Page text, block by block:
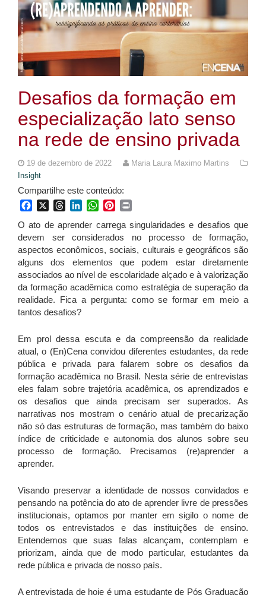
Desafios da formação em
especialização lato senso
na rede de ensino privada
19 de dezembro de 2022
Maria Laura Maximo Martins
Insight
Compartilhe este conteúdo:
FacebookThreadsLinkedInWhatsApp
Pinterest
O ato de aprender carrega singularidades e desafios que
devem ser considerados no processo de formação,
aspectos econômicos, sociais, culturais e geográficos são
alguns dos elementos que podem estar diretamente
associados ao nível de escolaridade alçado e à valorização
da formação acadêmica como estratégia de superação da
realidade. Fica a pergunta: como se formar em meio a
tantos desafios?
Em prol dessa escuta e da compreensão da realidade
atual, o (En)Cena convidou diferentes estudantes, da rede
pública e privada para falarem sobre os desafios da
formação acadêmica no Brasil. Nesta série de entrevistas
eles falam sobre trajetória acadêmica, os aprendizados e
os desafios que ainda precisam ser superados. As
narrativas nos mostram o cenário atual de precarização
não só das estruturas de formação, mas também do baixo
índice de criticidade e autonomia dos alunos sobre seu
processo de formação. Precisamos (re)aprender a
aprender.
Visando preservar a identidade de nossos convidados e
pensando na potência do ato de aprender livre de pressões
institucionais, optamos por manter em sigilo o nome de
todos os entrevistados e das instituições de ensino.
Entendemos que suas falas alcançam, contemplam e
priorizam, ainda que de modo particular, estudantes da
rede pública e privada de nosso país.
A entrevistada de hoje é uma estudante de Pós Graduação